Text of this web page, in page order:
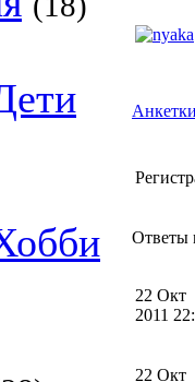
Ответы
22 Окт
2011
22 Окт